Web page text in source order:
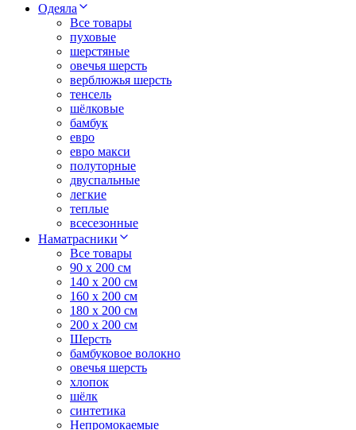
Одеяла
Все товары
пуховые
шерстяные
овечья шерсть
верблюжья шерсть
тенсель
шёлковые
бамбук
евро
евро макси
полуторные
двуспальные
легкие
теплые
всесезонные
Наматрасники
Все товары
90 x 200 см
140 x 200 см
160 x 200 см
180 x 200 см
200 x 200 см
Шерсть
бамбуковое волокно
овечья шерсть
хлопок
шёлк
синтетика
Непромокаемые